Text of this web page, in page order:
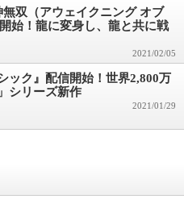
双（アウェイクニング オブ
始！龍に変身し、龍と共に戦
2021/02/05
ック』配信開始！世界2,800万
シリーズ新作
2021/01/29